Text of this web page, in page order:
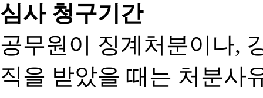
심사 청구기간
공무원이 징계처분이나,
직을 받았을 때는 처분사